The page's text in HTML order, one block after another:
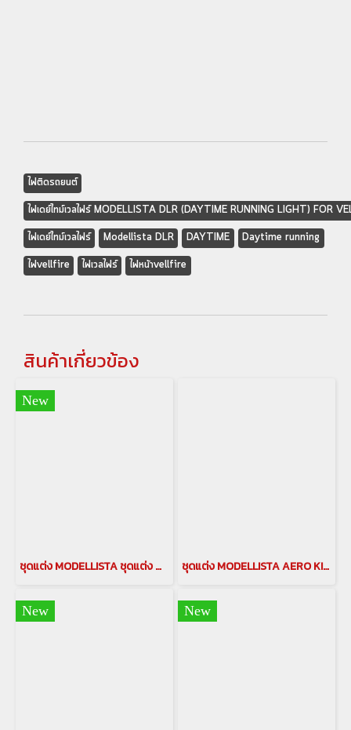
ไฟติดรถยนต์
ไฟเดย์ไทม์เวลไฟร์ MODELLISTA DLR (DAYTIME RUNNING LIGHT) FOR
ไฟเดย์ไทม์เวลไฟร์
Modellista DLR DAYTIME
Daytime running
ไฟvellfire
ไฟเวลไฟร์ ไฟหน้าvellfire
สินค้าเกี่ยวข้อง
New
ชุดแต่ง MODELLISTA ชุดแต่ง Modellistaสำหรับรถยนต์ Vellfire 40 ชุดแต่งโมเดลลิสต้า ชุดแต่งmodellista for all new Vellfire 40 ชุดแต่ง body kits สำหรับรถยนต์โตโยต้าเวลไฟร์ ชุดแต่งลิขสิทธิ์แท้ ชุดแต่ง MODELLISTA AERO KIT 2018-2023 ชุดแต่งModellista สำหรับรถยนต์ VELLFIRE 2018-2023 ชุดแต่งโมเดลลิสต้า ชุดแต่งmodellista for vellfire
New New